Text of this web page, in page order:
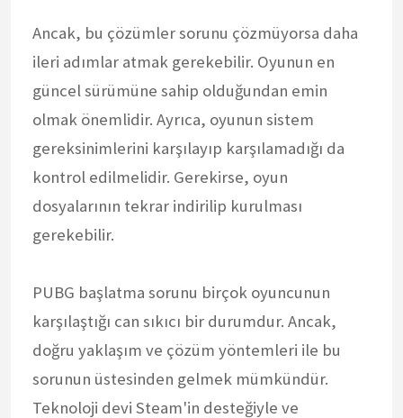
Ancak, bu çözümler sorunu çözmüyorsa daha
ileri adımlar atmak gerekebilir. Oyunun en
güncel sürümüne sahip olduğundan emin
olmak önemlidir. Ayrıca, oyunun sistem
gereksinimlerini karşılayıp karşılamadığı da
kontrol edilmelidir. Gerekirse, oyun
dosyalarının tekrar indirilip kurulması
gerekebilir.
PUBG başlatma sorunu birçok oyuncunun
karşılaştığı can sıkıcı bir durumdur. Ancak,
doğru yaklaşım ve çözüm yöntemleri ile bu
sorunun üstesinden gelmek mümkündür.
Teknoloji devi Steam'in desteğiyle ve